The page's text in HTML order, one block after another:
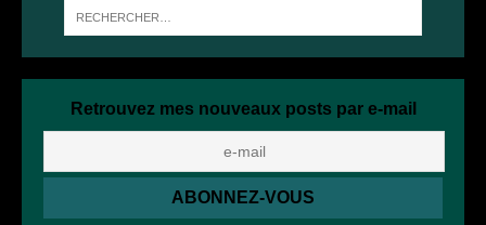
Retrouvez mes nouveaux posts par e-mail